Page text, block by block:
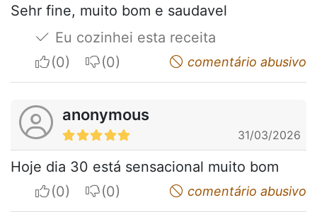
Sehr fine, muito bom e saudavel
Eu cozinhei esta receita
I apreciateI do not appreciatecomentário abusivo
anonymous
31/03/2026
Hoje dia 30 está sensacional muito bom
I apreciateI do not appreciatecomentário abusivo